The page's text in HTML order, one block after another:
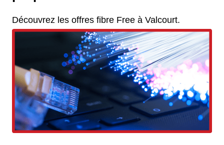
Découvrez les offres fibre Free à Valcourt.